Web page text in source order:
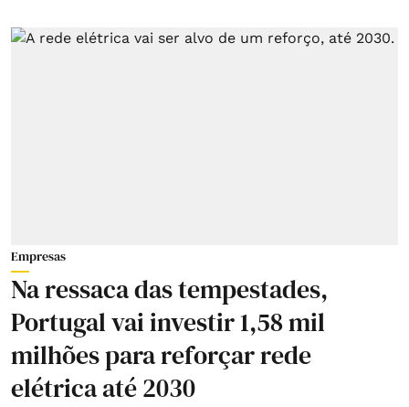
Empresas
Na ressaca das tempestades,
Portugal vai investir 1,58 mil
milhões para reforçar rede
elétrica até 2030